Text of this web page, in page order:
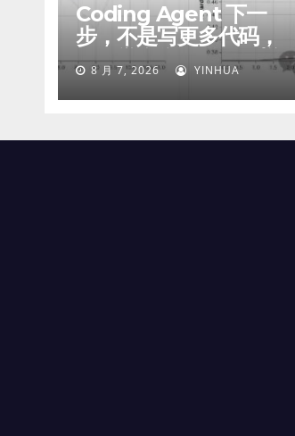
Coding Agent 下一
步，不是写更多代码，
而是学会像工程师一样
工作
8 月 7, 2026 YINHUA